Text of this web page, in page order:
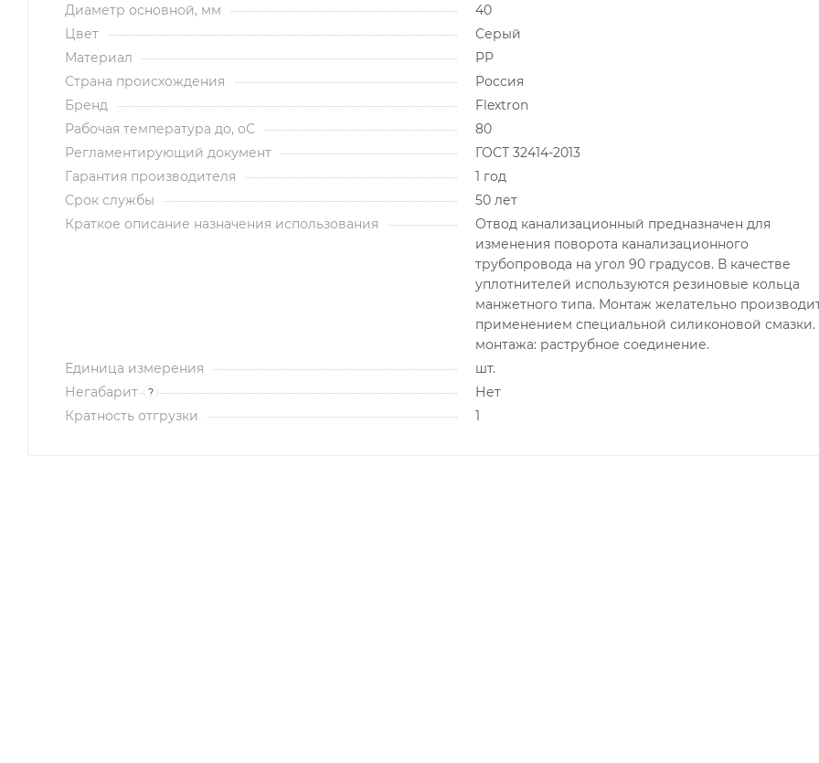
Диаметр основной, мм
40
Цвет
Серый
Материал
РР
Страна происхождения
Россия
Бренд
Flextron
Рабочая температура до, оС
80
Регламентирующий документ
ГОСТ 32414-2013
Гарантия производителя
1 год
Срок службы
50 лет
Краткое описание назначения использования
Отвод канализационный предназначен для
изменения поворота канализационного
трубопровода на угол 90 градусов. В качестве
уплотнителей используются резиновые кольца
манжетного типа. Монтаж желательно
применением специальной силиконовой смазки.
монтажа: раструбное соединение.
Единица измерения
шт.
Негабарит
?
Нет
Кратность отгрузки
1